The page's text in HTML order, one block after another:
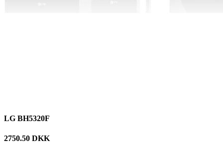
LG BH5320F
2750.50 DKK